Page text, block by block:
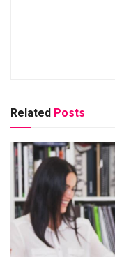
Related Posts